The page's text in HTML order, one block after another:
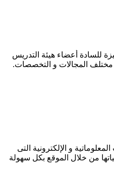
للسادة أعضاء هيئة التدريس
مختلف المجالات و التخصصات.
و الإلكترونية التى
من خلال الموقع بكل سهولة